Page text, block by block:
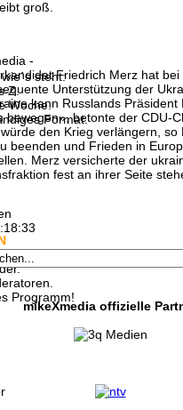
steht:
Z.
Woche.
Format.
Programm!
groß.
-
Friedrich Merz hat bei
Unterstützung der
kann Russlands Präsident
bewegen», betonte der CDU-
den Krieg verlängern, so
beenden und Frieden in
Merz versicherte der
fest an ihrer Seite
mikeXmedia offizielle